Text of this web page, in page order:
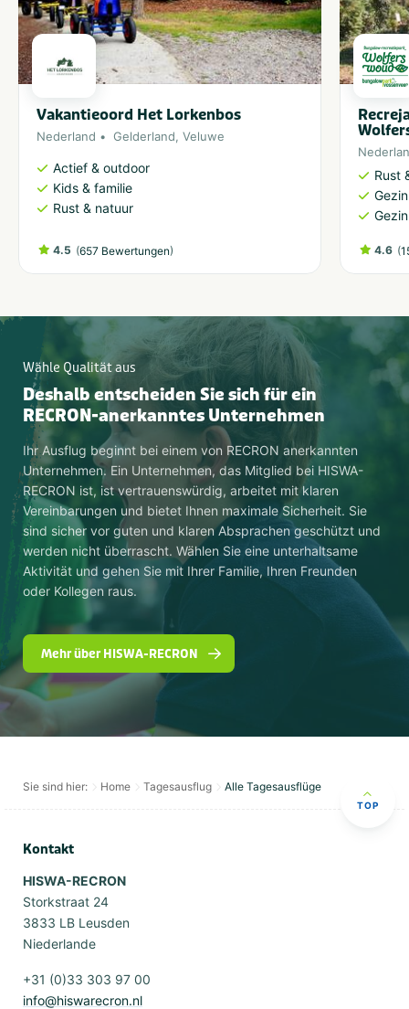
Vakantieoord Het Lorkenbos
Nederland Gelderland, Veluwe
Actief & outdoor
Kids & familie
Rust & natuur
4.5 (657 Bewertungen)
Rust
4.6 (
Wähle Qualität aus
Deshalb entscheiden Sie sich für ein
RECRON-anerkanntes Unternehmen
Ihr Ausflug beginnt bei einem von RECRON anerkannten
Unternehmen. Ein Unternehmen, das Mitglied bei HISWA-
RECRON ist, ist vertrauenswürdig, arbeitet mit klaren
Vereinbarungen und bietet Ihnen maximale Sicherheit. Sie
sind sicher vor guten und klaren Absprachen geschützt und
werden nicht überrascht. Wählen Sie eine unterhaltsame
Aktivität und gehen Sie mit Ihrer Familie, Ihren Freunden
oder Kollegen raus.
Mehr über HISWA-RECRON
Sie sind hier: Home Tagesausflug Alle Tagesausflüge
TOP
Kontakt
HISWA-RECRON
Storkstraat 24
3833 LB Leusden
Niederlande
+31 (0)33 303 97 00
info@hiswarecron.nl